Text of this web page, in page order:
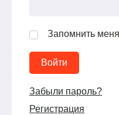
Запомнить
Забыли пароль?
Регистрация